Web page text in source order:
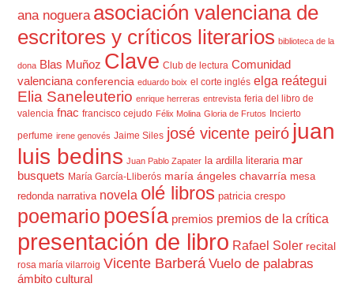
ana noguera asociación valenciana de
escritores y críticos literarios biblioteca de la
dona Blas Muñoz Clave Club de lectura Comunidad
valenciana conferencia eduardo boix el corte inglés elga reátegui
Elia Saneleuterio enrique herreras entrevista feria del libro de
valencia fnac francisco cejudo Félix Molina Gloria de Frutos
Incierto
perfume irene genovés Jaime Siles josé vicente peiró juan
luis bedins Juan Pablo Zapater la ardilla literaria mar
busquets María García-Lliberós maría ángeles chavarría mesa
redonda narrativa novela olé libros patricia crespo
poemario poesía premios premios de la crítica
presentación de libro Rafael Soler recital
rosa maría vilarroig Vicente Barberá Vuelo de palabras
ámbito cultural